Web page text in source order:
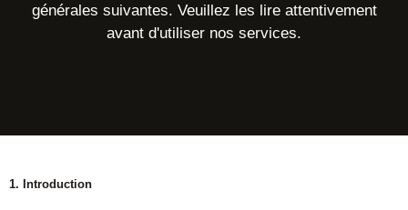
générales suivantes. Veuillez les lire attentivement
avant d'utiliser nos services.
1. Introduction